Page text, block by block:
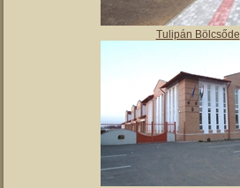
Tulipán Bölcsőde